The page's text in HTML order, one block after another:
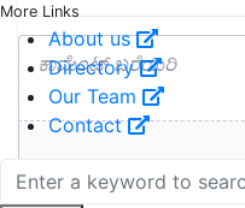
More Links
About us
Directory
Our Team
Contact